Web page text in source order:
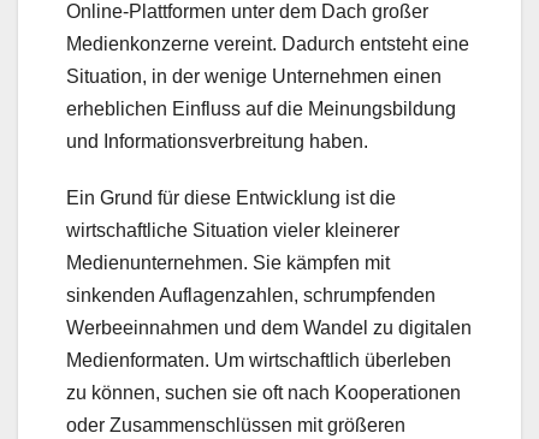
Online-Plattformen unter dem Dach großer
Medienkonzerne vereint. Dadurch entsteht eine
Situation, in der wenige Unternehmen einen
erheblichen Einfluss auf die Meinungsbildung
und Informationsverbreitung haben.
Ein Grund für diese Entwicklung ist die
wirtschaftliche Situation vieler kleinerer
Medienunternehmen. Sie kämpfen mit
sinkenden Auflagenzahlen, schrumpfenden
Werbeeinnahmen und dem Wandel zu digitalen
Medienformaten. Um wirtschaftlich überleben
zu können, suchen sie oft nach Kooperationen
oder Zusammenschlüssen mit größeren